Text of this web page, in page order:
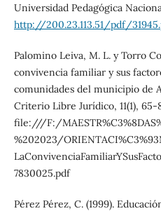
Universidad Pedagógica
http://200.23.113.51/pdf/
Palomino Leiva, M. L. y Torro
convivencia familiar y sus
comunidades del municipio de
Criterio Libre Jurídico, 11(1), 65-
file:///F:/
%202023/
7830025.pdf
Pérez Pérez, C. (1999).